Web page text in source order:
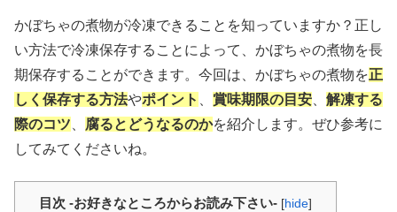
かぼちゃの煮物が冷凍できることを知っていますか？正し
い方法で冷凍保存することによって、かぼちゃの煮物を長
期保存することができます。今回は、かぼちゃの煮物を正
しく保存する方法やポイント 賞味期限の目安
解凍する
際のコツ
腐るとどうなるのかを紹介します。ぜひ参考に
してみてくださいね。
目次 -お好きなところからお読み下さい- [hide]